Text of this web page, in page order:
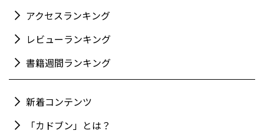
アクセスランキング
レビューランキング
書籍週間ランキング
新着コンテンツ
「カドブン」とは？